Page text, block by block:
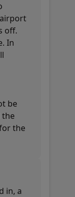
off.
In
be
the
in, a